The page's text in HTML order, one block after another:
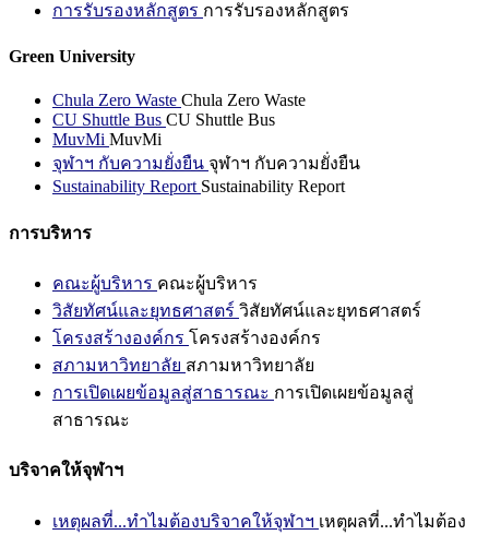
การรับรองหลักสูตร การรับรองหลักสูตร
Green University
Chula Zero Waste Chula Zero Waste
CU Shuttle Bus CU Shuttle Bus
MuvMi MuvMi
จุฬาฯ กับความยั่งยืน จุฬาฯ กับความยั่งยืน
Sustainability Report Sustainability Report
การบริหาร
คณะผู้บริหาร คณะผู้บริหาร
วิสัยทัศน์และยุทธศาสตร์ วิสัยทัศน์และยุทธศาสตร์
โครงสร้างองค์กร โครงสร้างองค์กร
สภามหาวิทยาลัย สภามหาวิทยาลัย
การเปิดเผยข้อมูลสู่สาธารณะ การเปิดเผยข้อมูลสู่
สาธารณะ
บริจาคให้จุฬาฯ
เหตุผลที่...ทำไมต้องบริจาคให้จุฬาฯ เหตุผลที่...ทำไมต้อง